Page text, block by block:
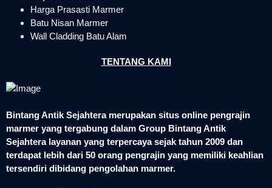
Harga Prasasti Marmer
Batu Nisan Marmer
Wall Cladding Batu Alam
TENTANG KAMI
Bintang Antik Sejahtera merupakan situs online pengrajin
marmer yang tergabung dalam Group Bintang Antik
Sejahtera layanan yang terpercaya sejak tahun 2009 dan
terdapat lebih dari 50 orang pengrajin yang memiliki keahlian
tersendiri dibidang pengolahan marmer.